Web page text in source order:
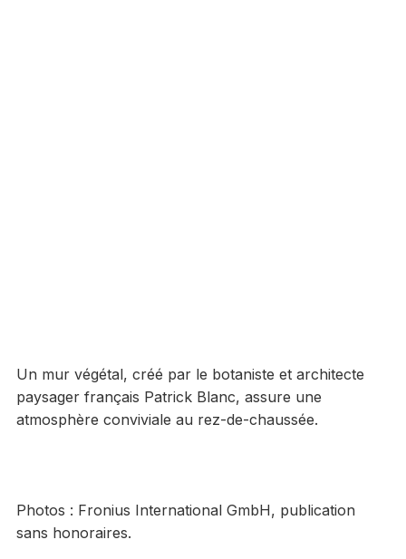
Un mur végétal, créé par le botaniste et architecte
paysager français Patrick Blanc, assure une
atmosphère conviviale au rez-de-chaussée.
Photos : Fronius International GmbH, publication
sans honoraires.